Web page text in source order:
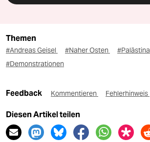
Themen
#Andreas Geisel #Naher Osten
#Palästina
#Demonstrationen
Feedback Kommentieren Fehlerhinweis
Diesen Artikel teilen